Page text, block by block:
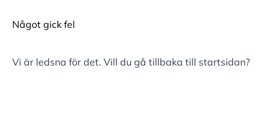
Något gick fel
Vi är ledsna för det. Vill du gå tillbaka till startsidan?